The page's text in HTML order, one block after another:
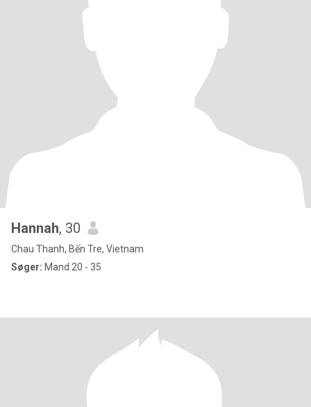
Hannah, 30
Chau Thanh, Bến Tre, Vietnam
Søger: Mand 20 - 35